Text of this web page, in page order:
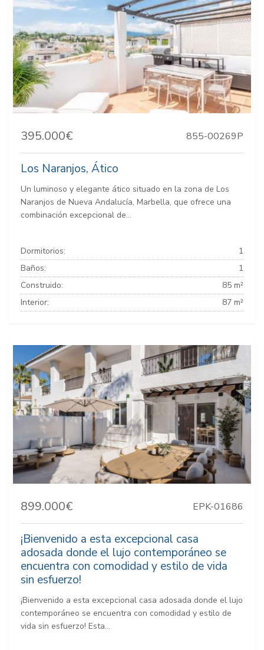
395.000€ 855-00269P
Los Naranjos, Ático
Un luminoso y elegante ático situado en la zona de Los
Naranjos de Nueva Andalucía, Marbella, que ofrece una
combinación excepcional de...
Dormitorios:
1
Baños:
1
Construido:
85 m²
Interior:
87 m²
899.000€ EPK-01686
¡Bienvenido a esta excepcional casa
adosada donde el lujo contemporáneo se
encuentra con comodidad y estilo de vida
sin esfuerzo!
¡Bienvenido a esta excepcional casa adosada donde el lujo
contemporáneo se encuentra con comodidad y estilo de
vida sin esfuerzo! Esta...